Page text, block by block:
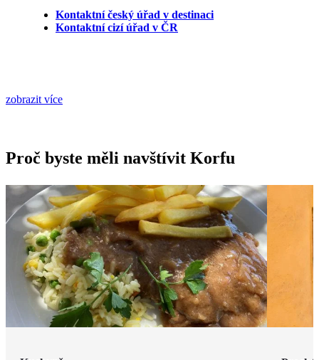
Kontaktní český úřad v destinaci
Kontaktní cizí úřad v ČR
zobrazit více
Proč byste měli navštívit Korfu